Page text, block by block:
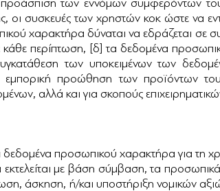
των εννόμων συμφερόντων
οι συσκευές των χρηστών κοκ ώστε να
χαρακτήρα δύναται να εδράζεται
περίπτωση, [δ] τα δεδομένα
των υποκειμένων των
προώθηση των προϊόντων του
αλλά και για σκοπούς
προσωπικού χαρακτήρα για τη
εκτελείται με βάση σύμβαση, τα
άσκηση, ή/και υποστήριξη νομικών